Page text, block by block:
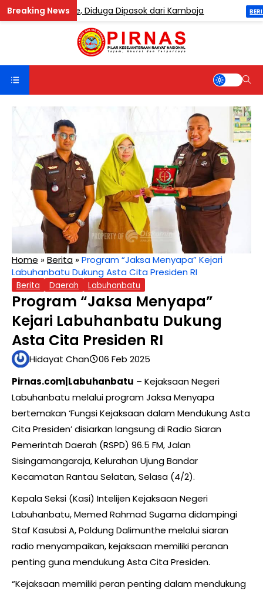
Etomidate, Diduga Dipasok dari Kamboja
Home »Berita »Program “Jaksa Menyapa” Kejari
Labuhanbatu Dukung Asta Cita Presiden RI
Berita Daerah Labuhanbatu
Program “Jaksa Menyapa”
Kejari Labuhanbatu Dukung
Asta Cita Presiden RI
Hidayat Chan
06 Feb 2025
Pirnas.com|Labuhanbatu – Kejaksaan Negeri
Labuhanbatu melalui program Jaksa Menyapa
bertemakan ‘Fungsi Kejaksaan dalam Mendukung Asta
Cita Presiden’ disiarkan langsung di Radio Siaran
Pemerintah Daerah (RSPD) 96.5 FM, Jalan
Sisingamangaraja, Kelurahan Ujung Bandar
Kecamatan Rantau Selatan, Selasa (4/2).
Kepala Seksi (Kasi) Intelijen Kejaksaan Negeri
Labuhanbatu, Memed Rahmad Sugama didampingi
Staf Kasubsi A, Poldung Dalimunthe melalui siaran
radio menyampaikan, kejaksaan memiliki peranan
penting guna mendukung Asta Cita Presiden.
“Kejaksaan memiliki peran penting dalam mendukung